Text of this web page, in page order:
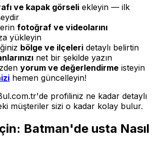
ve kapak görseli ekleyin — ilk
fotoğraf ve videolarını
yükleyin
bölge ve ilçeleri detaylı belirtin
net bir şekilde yazın
yorum ve değerlendirme isteyin
hemen güncelleyin!
profiliniz ne kadar detaylı
müşteriler sizi o kadar kolay bulur.
Batman'de usta Nasıl